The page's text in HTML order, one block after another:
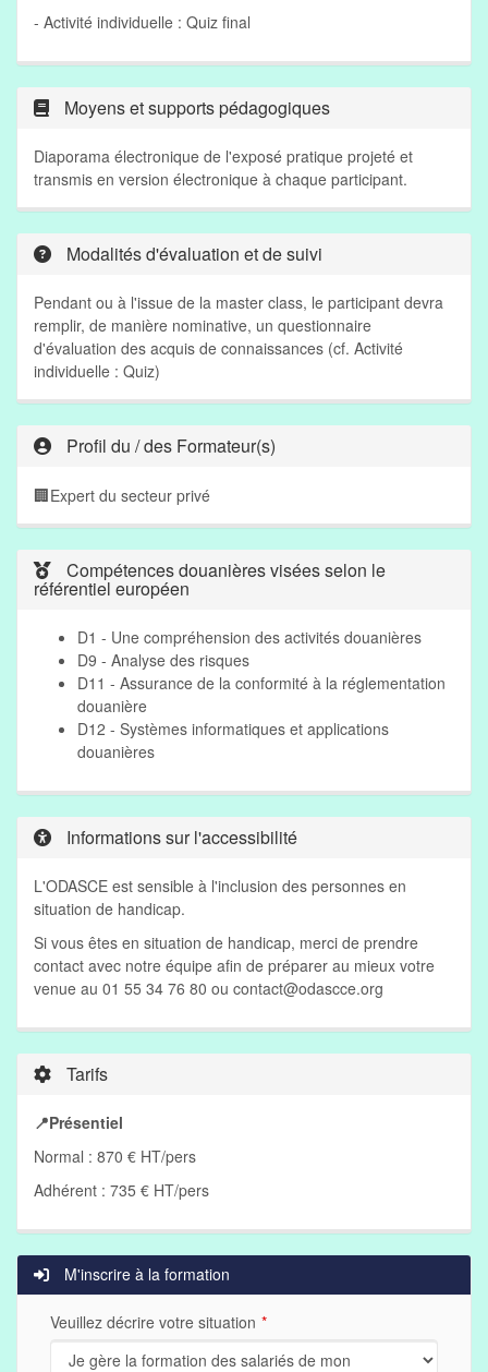
- Activité individuelle : Quiz final
Moyens et supports pédagogiques
Diaporama électronique de l'exposé pratique projeté et
transmis en version électronique à chaque participant.
Modalités d'évaluation et de suivi
Pendant ou à l'issue de la master class, le participant devra
remplir, de manière nominative, un questionnaire
d'évaluation des acquis de connaissances (cf. Activité
individuelle : Quiz)
Profil du / des Formateur(s)
🏢Expert du secteur privé
Compétences douanières visées selon le
référentiel européen
D1 - Une compréhension des activités douanières
D9 - Analyse des risques
D11 - Assurance de la conformité à la réglementation
douanière
D12 - Systèmes informatiques et applications
douanières
Informations sur l'accessibilité
L'ODASCE est sensible à l'inclusion des personnes en
situation de handicap.
Si vous êtes en situation de handicap, merci de prendre
contact avec notre équipe afin de préparer au mieux votre
venue au 01 55 34 76 80 ou contact@odascce.org
Tarifs
📍Présentiel
Normal : 870 € HT/pers
Adhérent : 735 € HT/pers
M'inscrire à la formation
Veuillez décrire votre situation